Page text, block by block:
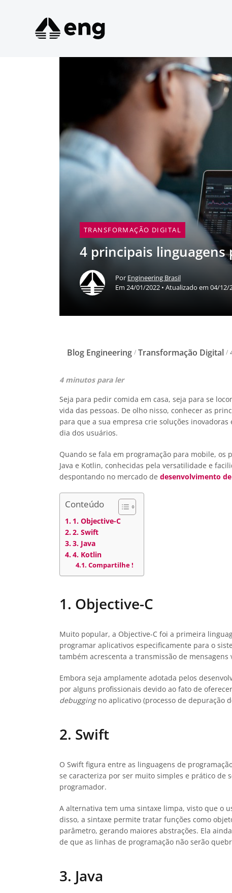
TRANSFORMAÇÃO DIGITAL
4 principais
Por Engineering Brasil
Em 24/01/2022 • Atualizado em 04/12/
Blog Engineering / Transformação Digital /
4 minutos para ler
Seja para pedir comida em casa, seja para se
vida das pessoas. De olho nisso, conhecer as
para que a sua empresa crie soluções
dia dos usuários.
Quando se fala em programação para mobile, os
Java e Kotlin, conhecidas pela versatilidade e
despontando no mercado de desenvolvimento
Conteúdo
1. Objective-C
2. Swift
3. Java
4. Kotlin
Compartilhe !
1. Objective-C
Muito popular, a Objective-C foi a primeira
programar aplicativos especificamente para o
também acrescenta a transmissão de mensagens
Embora seja amplamente adotada pelos
por alguns profissionais devido ao fato de
debuggingno aplicativo (processo de depuração
2. Swift
O Swift figura entre as linguagens de
se caracteriza por ser muito simples e prático de
programador.
A alternativa tem uma sintaxe limpa, visto que o
disso, a sintaxe permite tratar funções como
parâmetro, gerando maiores abstrações. Ela
de que as linhas de programação não serão
3. Java